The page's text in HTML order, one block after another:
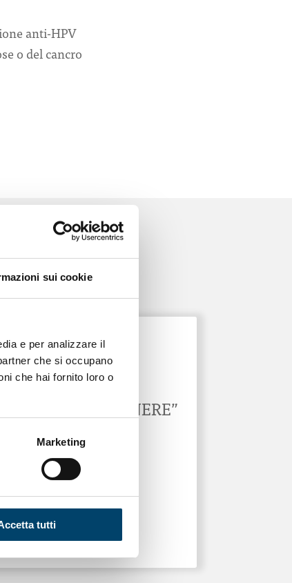
sui cookie
e per analizzare il
che si occupano
che hai fornito loro o
Marketing
tutti
anti-HPV
o del cancro
PER LE DONNE
“MEDICINA DI GENERE”
31 Gen 2026